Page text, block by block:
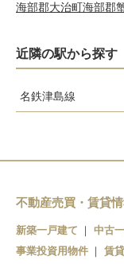
海部郡大治町海部郡
近隣の駅から探す
名鉄津島線
七宝駅
木田駅
不動産売買・賃貸
新築一戸建て 中古
事業投資用物件
賃